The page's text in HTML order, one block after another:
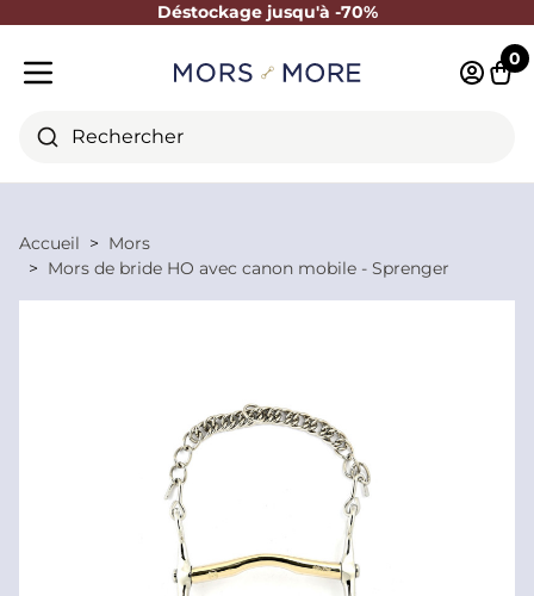
Déstockage jusqu'à -70%
Fermer
Rechercher
0
Accueil
Mors
Mors de bride HO avec canon mobile - Sprenger